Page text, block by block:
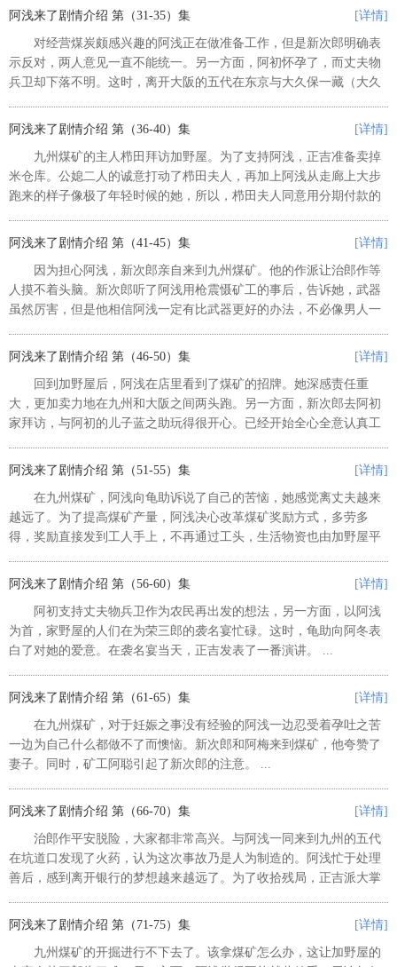
动于衷。与此同时，阿初一家颠沛...
阿浅来了剧情介绍 第（31-35）集 [详情]
对经营煤炭颇感兴趣的阿浅正在做准备工作，但是新次郎明确表
示反对，两人意见一直不能统一。另一方面，阿初怀孕了，而丈夫物
兵卫却下落不明。这时，离开大阪的五代在东京与大久保一藏（大久
阿浅来了剧情介绍 第（36-40）集 [详情]
九州煤矿的主人栉田拜访加野屋。为了支持阿浅，正吉准备卖掉
米仓库。公媳二人的诚意打动了栉田夫人，再加上阿浅从走廊上大步
跑来的样子像极了年轻时候的她，所以，栉田夫人同意用分期付款的
下，阿浅和龟助一起出发。这时...
阿浅来了剧情介绍 第（41-45）集 [详情]
因为担心阿浅，新次郎亲自来到九州煤矿。他的作派让治郎作等
人摸不着头脑。新次郎听了阿浅用枪震慑矿工的事后，告诉她，武器
虽然厉害，但是他相信阿浅一定有比武器更好的办法，不必像男人一
工发表了关于煤炭对于国家重要...
阿浅来了剧情介绍 第（46-50）集 [详情]
回到加野屋后，阿浅在店里看到了煤矿的招牌。她深感责任重
大，更加卖力地在九州和大阪之间两头跑。另一方面，新次郎去阿初
家拜访，与阿初的儿子蓝之助玩得很开心。已经开始全心全意认真工
阿浅来了剧情介绍 第（51-55）集 [详情]
在九州煤矿，阿浅向龟助诉说了自己的苦恼，她感觉离丈夫越来
越远了。为了提高煤矿产量，阿浅决心改革煤矿奖励方式，多劳多
得，奖励直接发到工人手上，不再通过工头，生活物资也由加野屋平
头坚决反对，在他们鼓动下，工人...
阿浅来了剧情介绍 第（56-60）集 [详情]
阿初支持丈夫物兵卫作为农民再出发的想法，另一方面，以阿浅
为首，家野屋的人们在为荣三郎的袭名宴忙碌。这时，龟助向阿冬表
白了对她的爱意。在袭名宴当天，正吉发表了一番演讲。 ...
阿浅来了剧情介绍 第（61-65）集 [详情]
在九州煤矿，对于妊娠之事没有经验的阿浅一边忍受着孕吐之苦
一边为自己什么都做不了而懊恼。新次郎和阿梅来到煤矿，他夸赞了
妻子。同时，矿工阿聪引起了新次郎的注意。 ...
阿浅来了剧情介绍 第（66-70）集 [详情]
治郎作平安脱险，大家都非常高兴。与阿浅一同来到九州的五代
在坑道口发现了火药，认为这次事故乃是人为制造的。阿浅忙于处理
善后，感到离开银行的梦想越来越远了。为了收拾残局，正吉派大掌
造 ...
阿浅来了剧情介绍 第（71-75）集 [详情]
九州煤矿的开掘进行不下去了。该拿煤矿怎么办，这让加野屋的